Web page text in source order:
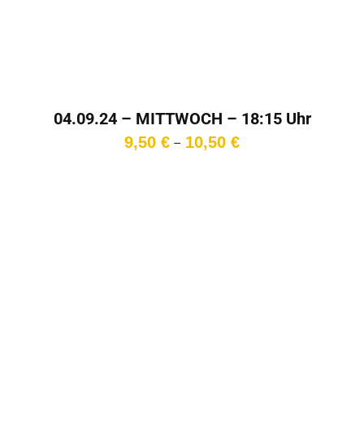
04.09.24 – MITTWOCH – 18:15 Uhr
9,50 € – 10,50 €Preisspanne: